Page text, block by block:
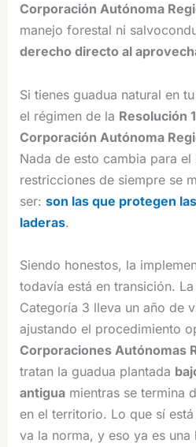
Corporación Autónoma
manejo forestal ni
derecho directo al
Si tienes guadua natural en
el régimen de la Resolución
Corporación Autónoma
Nada de esto cambia para
restricciones de siempre se
ser: son las que protegen
laderas.
Siendo honestos, la
todavía está en transición.
Categoría 3 lleva un año de
ajustando el procedimiento
Corporaciones Autónomas
tratan la guadua plantada
antigua mientras se termina
en el territorio. Lo que sí
va la norma, y eso ya es una